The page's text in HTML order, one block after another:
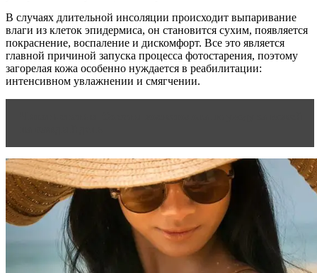
В случаях длительной инсоляции происходит выпаривание
влаги из клеток эпидермиса, он становится сухим, появляется
покраснение, воспаление и дискомфорт. Все это является
главной причиной запуска процесса фотостарения, поэтому
загорелая кожа особенно нуждается в реабилитации:
интенсивном увлажнении и смягчении.